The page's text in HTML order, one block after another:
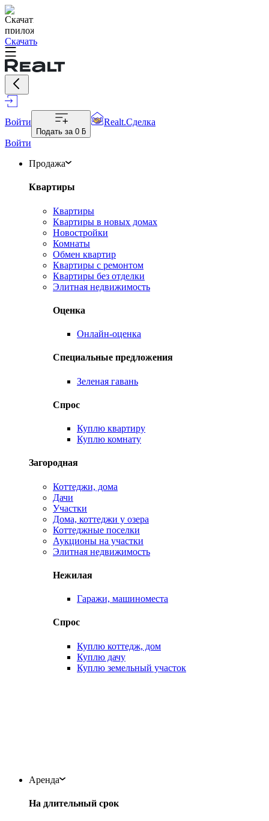
Скачать
Войти
Подать за 0 ƃ
Realt.Сделка
Войти
Продажа
Квартиры
Квартиры
Квартиры в новых домах
Новостройки
Комнаты
Обмен квартир
Квартиры с ремонтом
Квартиры без отделки
Элитная недвижимость
Оценка
Онлайн-оценка
Специальные предложения
Зеленая гавань
Спрос
Куплю квартиру
Куплю комнату
Загородная
Коттеджи, дома
Дачи
Участки
Дома, коттеджи у озера
Коттеджные поселки
Аукционы на участки
Элитная недвижимость
Нежилая
Гаражи, машиноместа
Спрос
Куплю коттедж, дом
Куплю дачу
Куплю земельный участок
Аренда
На длительный срок